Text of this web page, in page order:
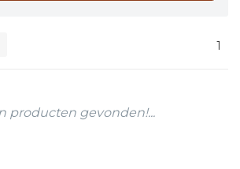
1
producten gevonden!...